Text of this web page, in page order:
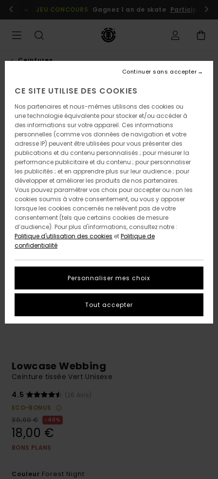
l'information
Se connecter / s'inscrire
JEU CONCOURS Gagnez 1 an de skate Participez
Ceintures
Lowcase Webbing
Ceinture tissée Vert Unisexe
4.5
(26 Avis)
ECO-BONUS
30,00 €
40%
18,00 €
BONS PLANS
Couleur Forest Night
CE SITE UTILISE DES COOKIES
Nos partenaires et nous-mêmes utilisons des cookies ou
une technologie équivalente pour stocker et/ou accéder à
des informations sur votre appareil. Ces informations
personnelles (comme vos données de navigation et votre
adresse IP) peuvent être utilisées pour vous présenter des
publications et du contenu personnalisés ; pour mesurer la
performance publicitaire et du contenu ; pour personnaliser
les publicités ; et en apprendre plus sur leur audience ; pour
développer et améliorer les produits de nos partenaires.
Vous pouvez paramétrer vos choix pour accepter ou non les
cookies soumis à votre consentement, ou vous y opposer
lorsque les cookies concernés ne relèvent pas de votre
consentement (tels que certains cookies de mesure
d’audience). Pour plus d'informations, consultez notre :
Politique d'utilisation des cookies etPolitique de
confidentialité
Personnaliser mes choix
Continuer sans accepter
Tout accepter